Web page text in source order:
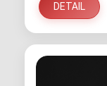
DETAIL